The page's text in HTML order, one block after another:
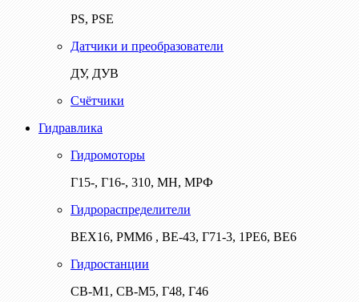
PS, PSE
Датчики и преобразователи
ДУ, ДУВ
Счётчики
Гидравлика
Гидромоторы
Г15-, Г16-, 310, МН, МРФ
Гидрораспределители
ВЕХ16, РММ6 , ВЕ-43, Г71-3, 1РЕ6, ВЕ6
Гидростанции
СВ-М1, СВ-М5, Г48, Г46